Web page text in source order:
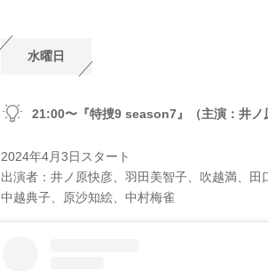
水曜日
21:00〜『特捜9 season7』（主演：井ノ
2024年4月3日スタート
出演者：井ノ原快彦、羽田美智子、吹越満、
中越典子、原沙知絵、中村梅雀